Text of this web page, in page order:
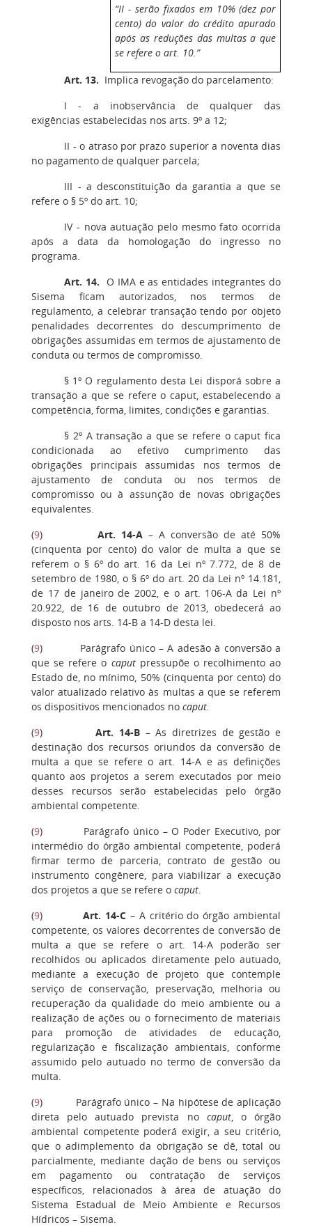
“II - serão fixados em 10% (dez por
cento) do valor do crédito apurado
após as reduções das multas a que
se refere o art. 10.”
Art. 13. Implica revogação do parcelamento:
I - a inobservância de qualquer das
exigências estabelecidas nos arts. 9º a 12;
II - o atraso por prazo superior a noventa dias
no pagamento de qualquer parcela;
III - a desconstituição da garantia a que se
refere o § 5º do art. 10;
IV - nova autuação pelo mesmo fato ocorrida
após a data da homologação do ingresso no
programa.
Art. 14. O IMA e as entidades integrantes do
Sisema ficam autorizados, nos termos de
regulamento, a celebrar transação tendo por objeto
penalidades decorrentes do descumprimento de
obrigações assumidas em termos de ajustamento de
conduta ou termos de compromisso.
§ 1º O regulamento desta Lei disporá sobre a
transação a que se refere o caput, estabelecendo a
competência, forma, limites, condições e garantias.
§ 2º A transação a que se refere o caput fica
condicionada ao efetivo cumprimento das
obrigações principais assumidas nos termos de
ajustamento de conduta ou nos termos de
compromisso ou à assunção de novas obrigações
equivalentes.
(9) Art. 14-A – A conversão de até 50%
(cinquenta por cento) do valor de multa a que se
referem o § 6º do art. 16 da Lei nº 7.772, de 8 de
setembro de 1980, o § 6º do art. 20 da Lei nº 14.181,
de 17 de janeiro de 2002, e o art. 106-A da Lei nº
20.922, de 16 de outubro de 2013, obedecerá ao
disposto nos arts. 14-B a 14-D desta lei.
(9)
Parágrafo único – A adesão à conversão a
que se refere o caput pressupõe o recolhimento ao
Estado de, no mínimo, 50% (cinquenta por cento) do
valor atualizado relativo às multas a que se referem
os dispositivos mencionados no caput.
(9) Art. 14-B – As diretrizes de gestão e
destinação dos recursos oriundos da conversão de
multa a que se refere o art. 14-A e as definições
quanto aos projetos a serem executados por meio
desses recursos serão estabelecidas pelo órgão
ambiental competente.
(9)
Parágrafo único – O Poder Executivo, por
intermédio do órgão ambiental competente, poderá
firmar termo de parceria, contrato de gestão ou
instrumento congênere, para viabilizar a execução
dos projetos a que se refere o caput.
(9) Art. 14-C – A critério do órgão ambiental
competente, os valores decorrentes de conversão de
multa a que se refere o art. 14-A poderão ser
recolhidos ou aplicados diretamente pelo autuado,
mediante a execução de projeto que contemple
serviço de conservação, preservação, melhoria ou
recuperação da qualidade do meio ambiente ou a
realização de ações ou o fornecimento de materiais
para promoção de atividades de educação,
regularização e fiscalização ambientais, conforme
assumido pelo autuado no termo de conversão da
multa.
(9)
Parágrafo único – Na hipótese de aplicação
direta pelo autuado prevista no caput, o órgão
ambiental competente poderá exigir, a seu critério,
que o adimplemento da obrigação se dê, total ou
parcialmente, mediante dação de bens ou serviços
em pagamento ou contratação de serviços
específicos, relacionados à área de atuação do
Sistema Estadual de Meio Ambiente e Recursos
Hídricos – Sisema.